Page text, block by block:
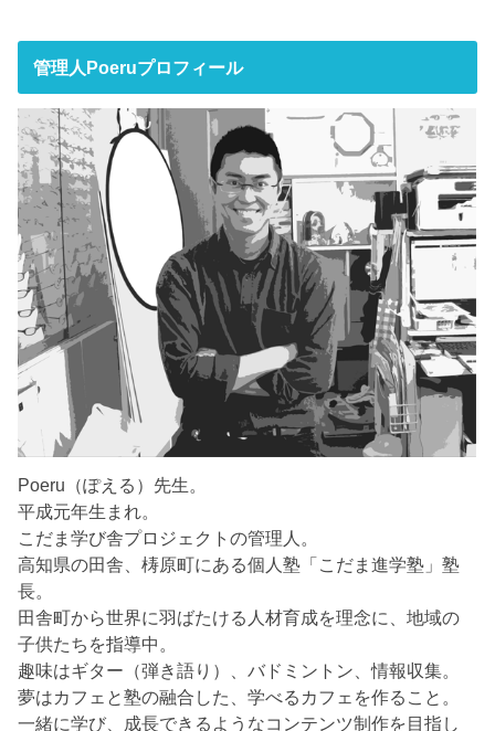
管理人Poeruプロフィール
Poeru（ぽえる）先生。
平成元年生まれ。
こだま学び舎プロジェクトの管理人。
高知県の田舎、梼原町にある個人塾「こだま進学塾」塾
長。
田舎町から世界に羽ばたける人材育成を理念に、地域の
子供たちを指導中。
趣味はギター（弾き語り）、バドミントン、情報収集。
夢はカフェと塾の融合した、学べるカフェを作ること。
一緒に学び、成長できるようなコンテンツ制作を目指し